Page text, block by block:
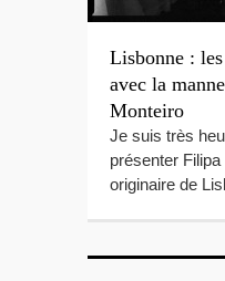
Lisbonne :
avec la
Monteiro
Je suis très
présenter
originaire de